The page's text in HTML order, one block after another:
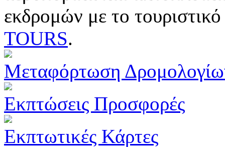
εκδρομών με το
TOURS.
Μεταφόρτωση
Εκπτώσεις Προσφορές
Εκπτωτικές Κάρτες